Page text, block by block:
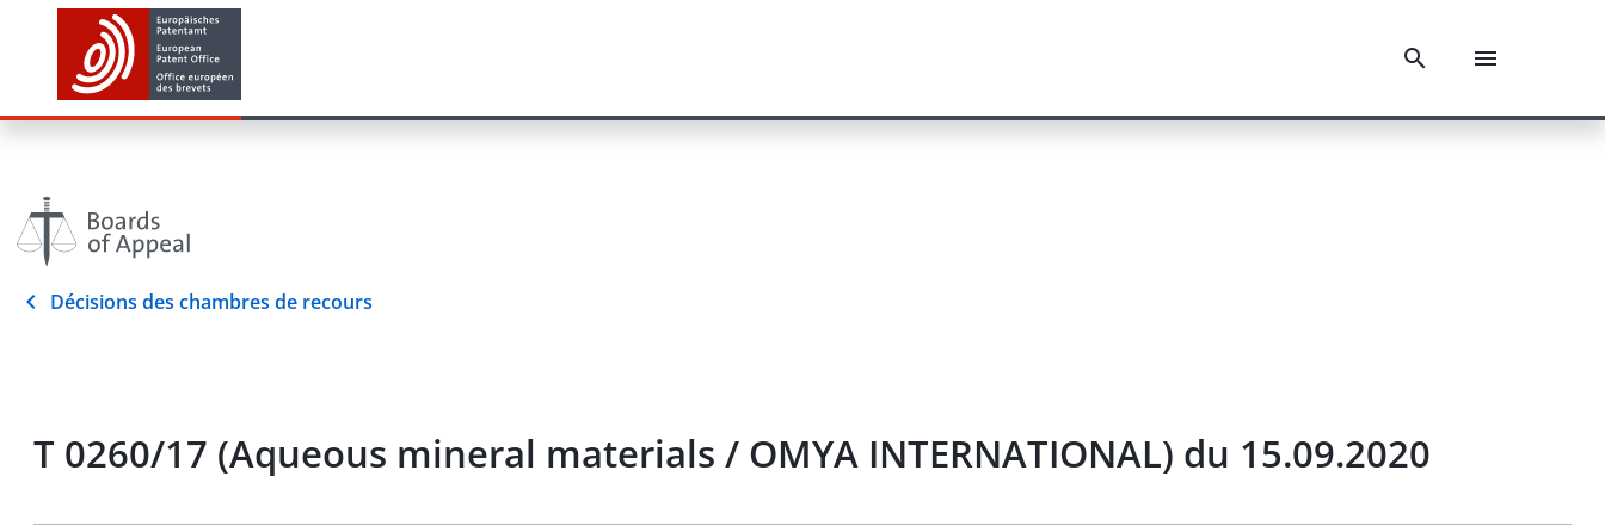
Décisions des chambres de recours
T 0260/17 (Aqueous mineral materials / OMYA INTERNATIONAL) du 15.09.2020